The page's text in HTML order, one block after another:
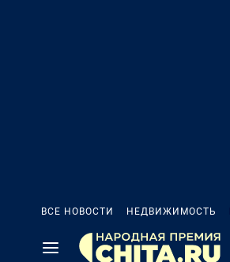
ВСЕ НОВОСТИ НЕДВИЖИМОСТЬ